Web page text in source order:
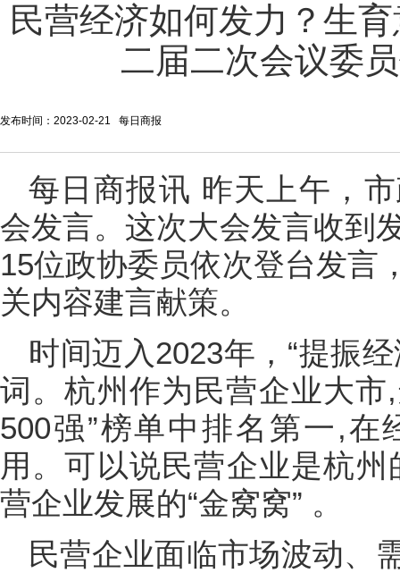
民营经济如何发力？生
二届二次会议委
发布时间：2023-02-21 每日商报
每日商报讯 昨天上午，
会发言。这次大会发言收到
15位政协委员依次登台发言
关内容建言献策。
时间迈入2023年，“提振
词。杭州作为民营企业大
500强”榜单中排名第一,
用。可以说民营企业是杭州
营企业发展的“金窝窝” 。
民营企业面临市场波动、